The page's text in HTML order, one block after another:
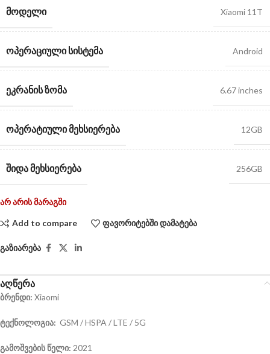
ᲛᲝᲓᲔᲚᲘ Xiaomi 11T
ᲝᲞᲔᲠᲐᲪᲘᲣᲚᲘ ᲡᲘᲡᲢᲔᲛᲐ Android
ᲔᲙᲠᲐᲜᲘᲡ ᲖᲝᲛᲐ 6.67 inches
ᲝᲞᲔᲠᲐᲢᲘᲣᲚᲘ ᲛᲔᲮᲡᲘᲔᲠᲔᲑᲐ 12GB
ᲨᲘᲓᲐ ᲛᲔᲮᲡᲘᲔᲠᲔᲑᲐ 256GB
არ არის მარაგში
Add to compare ფავორიტებში დამატება
გაზიარება
აღწერა
ბრენდი: Xiaomi
ტექნოლოგია: GSM / HSPA / LTE / 5G
გამოშვების წელი: 2021